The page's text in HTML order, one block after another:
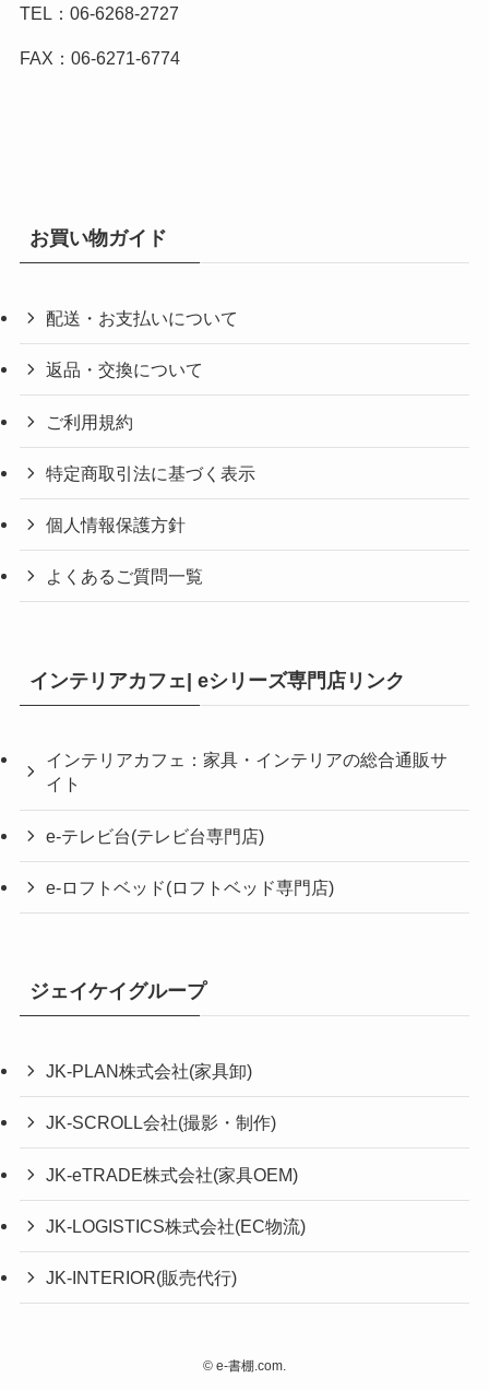
TEL：06-6268-2727
FAX：06-6271-6774
お買い物ガイド
配送・お支払いについて
返品・交換について
ご利用規約
特定商取引法に基づく表示
個人情報保護方針
よくあるご質問一覧
インテリアカフェ| eシリーズ専門店リンク
インテリアカフェ：家具・インテリアの総合通販サ
イト
e-テレビ台(テレビ台専門店)
e-ロフトベッド(ロフトベッド専門店)
ジェイケイグループ
JK-PLAN株式会社(家具卸)
JK-SCROLL会社(撮影・制作)
JK-eTRADE株式会社(家具OEM)
JK-LOGISTICS株式会社(EC物流)
JK-INTERIOR(販売代行)
© e-書棚.com.